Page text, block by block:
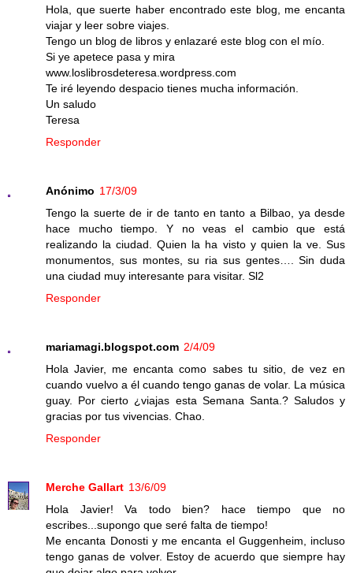
Hola, que suerte haber encontrado este blog, me encanta
viajar y leer sobre viajes.
Tengo un blog de libros y enlazaré este blog con el mío.
Si ye apetece pasa y mira
www.loslibrosdeteresa.wordpress.com
Te iré leyendo despacio tienes mucha información.
Un saludo
Teresa
Responder
Anónimo 17/3/09
Tengo la suerte de ir de tanto en tanto a Bilbao, ya desde
hace mucho tiempo. Y no veas el cambio que está
realizando la ciudad. Quien la ha visto y quien la ve. Sus
monumentos, sus montes, su ria sus gentes…. Sin duda
una ciudad muy interesante para visitar. Sl2
Responder
mariamagi.blogspot.com 2/4/09
Hola Javier, me encanta como sabes tu sitio, de vez en
cuando vuelvo a él cuando tengo ganas de volar. La música
guay. Por cierto ¿viajas esta Semana Santa.? Saludos y
gracias por tus vivencias. Chao.
Responder
Merche Gallart 13/6/09
Hola Javier! Va todo bien? hace tiempo que no
escribes...supongo que seré falta de tiempo!
Me encanta Donosti y me encanta el Guggenheim, incluso
tengo ganas de volver. Estoy de acuerdo que siempre hay